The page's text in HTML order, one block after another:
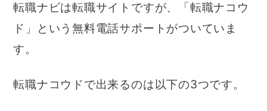
転職ナビは転職サイトですが、「転職ナコウ
ド」という無料電話サポートがついていま
す。
転職ナコウドで出来るのは以下の3つです。